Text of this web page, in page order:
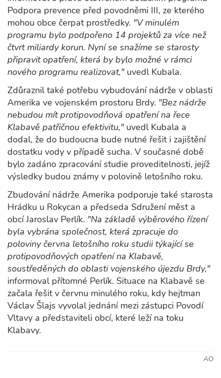
Podpora prevence před povodněmi III, ze kterého
mohou obce čerpat prostředky. "V minulém
programu bylo podpořeno 14 projektů za více než
čtvrt miliardy korun. Nyní se snažíme se starosty
připravit opatření, která by bylo možné v rámci
nového programu realizovat," uvedl Kubala.
Zdůraznil také potřebu vybudování nádrže v oblasti
Amerika ve vojenském prostoru Brdy. "Bez nádrže
nebudou mít protipovodňová opatření na řece
Klabavě patřičnou efektivitu," uvedl Kubala a
dodal, že do budoucna bude nutné řešit i zajištění
dostatku vody v případě sucha. V současné době
bylo zadáno zpracování studie proveditelnosti, jejíž
výsledky budou známy v polovině letošního roku.
Zbudování nádrže Amerika podporuje také starosta
Hrádku u Rokycan a předseda Sdružení měst a
obcí Jaroslav Perlík. "Na základě výběrového řízení
byla vybrána společnost, která zpracuje do
poloviny června letošního roku studii týkající se
protipovodňových opatření na Klabavě,
soustředěných do oblasti vojenského újezdu Brdy,"
informoval přítomné Perlík. Situace na Klabavě se
začala řešit v červnu minulého roku, kdy hejtman
Václav Šlajs vyvolal jednání mezi zástupci Povodí
Vltavy a představiteli obcí, které leží na toku
Klabavy.
AO